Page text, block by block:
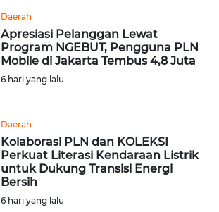
Daerah
Apresiasi Pelanggan Lewat
Program NGEBUT, Pengguna PLN
Mobile di Jakarta Tembus 4,8 Juta
6 hari yang lalu
Daerah
Kolaborasi PLN dan KOLEKSI
Perkuat Literasi Kendaraan Listrik
untuk Dukung Transisi Energi
Bersih
6 hari yang lalu